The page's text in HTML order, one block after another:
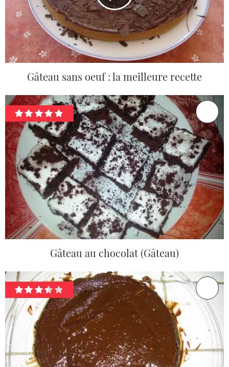
Gâteau sans oeuf : la meilleure recette
Gâteau au chocolat (Gâteau)